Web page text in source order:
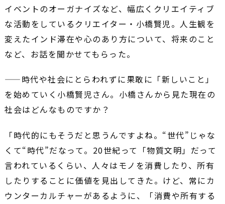
イベントのオーガナイズなど、幅広くクリエイティブ
な活動をしているクリエイター・小橋賢児。人生観を
変えたインド滞在や心のあり方について、将来のこと
など、お話を聞かせてもらった。
――時代や社会にとらわれずに果敢に「新しいこと」
を始めていく小橋賢児さん。小橋さんから見た現在の
社会はどんなものですか？
「時代的にもそうだと思うんですよね。“世代”じゃな
くて“時代”だなって。20世紀って「物質文明」だって
言われているくらい、人々はモノを消費したり、所有
したりすることに価値を見出してきた。けど、常にカ
ウンターカルチャーがあるように、「消費や所有する